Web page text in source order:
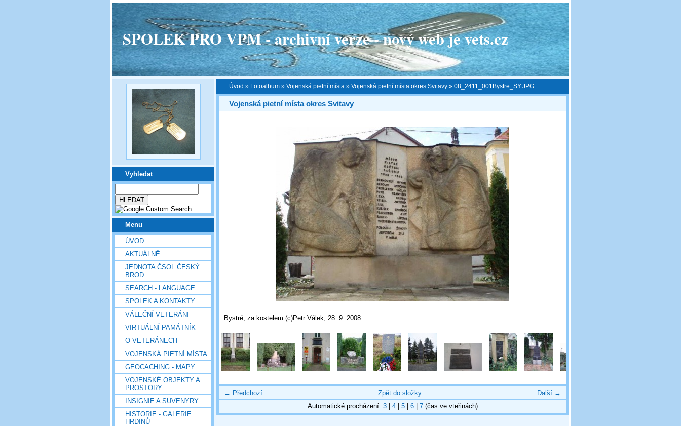
SPOLEK PRO VPM - archivní verze - nový web je vets.cz
Vyhledat
Menu
ÚVOD
AKTUÁLNĚ
JEDNOTA ČSOL ČESKÝ
BROD
SEARCH - LANGUAGE
SPOLEK A KONTAKTY
VÁLEČNÍ VETERÁNI
VIRTUÁLNÍ PAMÁTNÍK
O VETERÁNECH
VOJENSKÁ PIETNÍ MÍSTA
GEOCACHING - MAPY
VOJENSKÉ OBJEKTY A
PROSTORY
INSIGNIE A SUVENYRY
HISTORIE - GALERIE
HRDINŮ
Úvod » Fotoalbum » Vojenská pietní místa » Vojenská pietní místa okres Svitavy » 08_2411_001Bystre_SY.JPG
Vojenská pietní místa okres Svitavy
Bystré, za kostelem (c)Petr Válek, 28. 9. 2008
← Předchozí Další →
Zpět do složky
Automatické procházení: 3| 4| 5| 6| 7(čas ve vteřinách)